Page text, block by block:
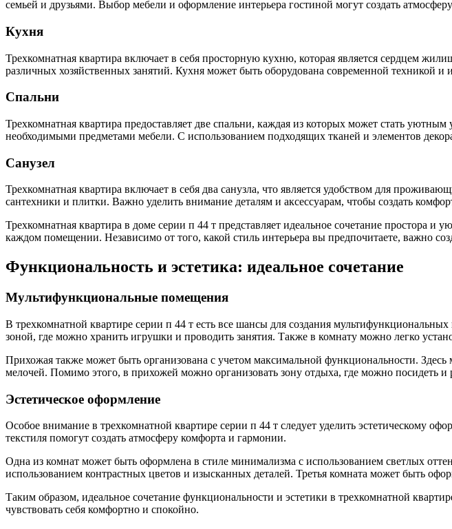
семьей и друзьями. Выбор мебели и оформление интерьера гостиной могут создать
Кухня
Трехкомнатная квартира включает в себя просторную кухню, которая является сердцем
различных хозяйственных занятий. Кухня может быть оборудована современной техникой
Спальни
Трехкомнатная квартира предоставляет две спальни, каждая из которых может стать
необходимыми предметами мебели. С использованием подходящих тканей и элементов
Санузел
Трехкомнатная квартира включает в себя два санузла, что является удобством для
сантехники и плитки. Важно уделить внимание деталям и аксессуарам, чтобы создать
Трехкомнатная квартира в доме серии п 44 т представляет идеальное сочетание простора
каждом помещении. Независимо от того, какой стиль интерьера вы предпочитаете, важно
Функциональность и эстетика: идеальное сочетание
Мультифункциональные помещения
В трехкомнатной квартире серии п 44 т есть все шансы для создания
зоной, где можно хранить игрушки и проводить занятия. Также в комнату можно легко
Прихожая также может быть организована с учетом максимальной функциональности.
мелочей. Помимо этого, в прихожей можно организовать зону отдыха, где можно посидеть и
Эстетическое оформление
Особое внимание в трехкомнатной квартире серии п 44 т следует уделить
текстиля помогут создать атмосферу комфорта и гармонии.
Одна из комнат может быть оформлена в стиле минимализма с использованием светлых
использованием контрастных цветов и изысканных деталей. Третья комната может быть
Таким образом, идеальное сочетание функциональности и эстетики в трехкомнатной
чувствовать себя комфортно и спокойно.